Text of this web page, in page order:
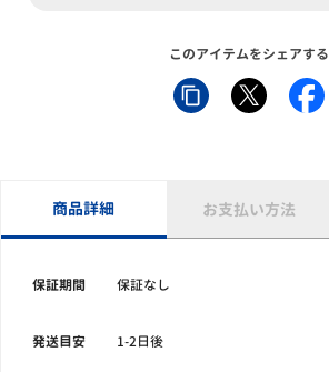
このアイテムをシェアする
商品詳細 お支払い方法
保証期間 保証なし
発送目安 1-2日後